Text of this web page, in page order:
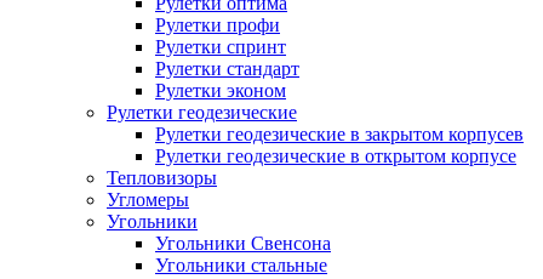
Рулетки профи
Рулетки спринт
Рулетки стандарт
Рулетки эконом
Рулетки геодезические
Рулетки геодезические в закрытом корпусев
Рулетки геодезические в открытом корпусе
Тепловизоры
Угломеры
Угольники
Угольники Свенсона
Угольники стальные